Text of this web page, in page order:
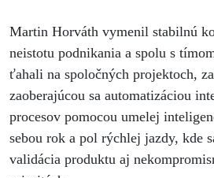
Martin
Martin Horváth vymenil stabilnú
neistotu podnikania a spolu s
ťahali na spoločných projektoch,
zaoberajúcou sa automatizáciou
procesov pomocou umelej
sebou rok a pol rýchlej jazdy, kde
validácia produktu aj